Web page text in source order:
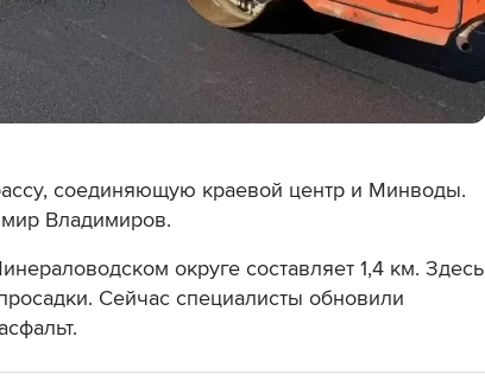
соединяющую краевой центр и Минводы.
Владимиров.
округе составляет 1,4 км. Здесь
Сейчас специалисты обновили